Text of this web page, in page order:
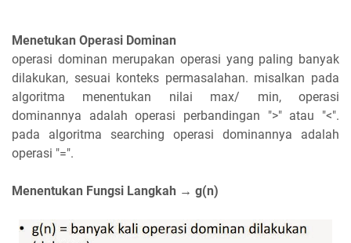
Menetukan Operasi Dominan
operasi dominan merupakan operasi yang paling banyak
dilakukan, sesuai konteks permasalahan. misalkan pada
algoritma menentukan nilai max/ min, operasi
dominannya adalah operasi perbandingan ">" atau "<".
pada algoritma searching operasi dominannya adalah
operasi "=".
Menentukan Fungsi Langkah → g(n)